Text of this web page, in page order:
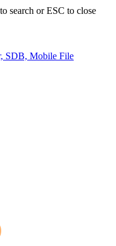
search or ESC to close
SDB, Mobile File